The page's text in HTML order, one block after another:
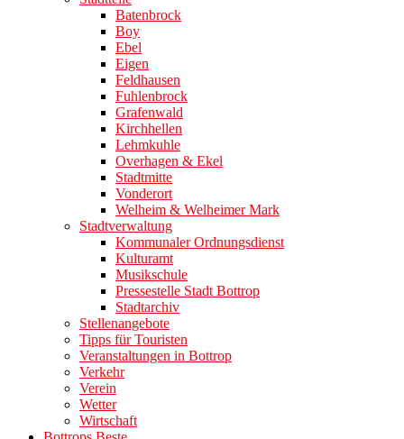
Batenbrock
Boy
Ebel
Eigen
Feldhausen
Fuhlenbrock
Grafenwald
Kirchhellen
Lehmkuhle
Overhagen & Ekel
Stadtmitte
Vonderort
Welheim & Welheimer Mark
Stadtverwaltung
Kommunaler Ordnungsdienst
Kulturamt
Musikschule
Pressestelle Stadt Bottrop
Stadtarchiv
Stellenangebote
Tipps für Touristen
Veranstaltungen in Bottrop
Verkehr
Verein
Wetter
Wirtschaft